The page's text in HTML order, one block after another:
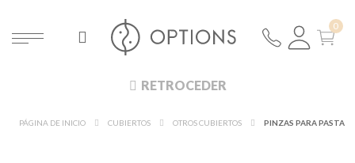
RETROCEDER
PÁGINA DE INICIO CUBIERTOS OTROS CUBIERTOS PINZAS PARA PASTA